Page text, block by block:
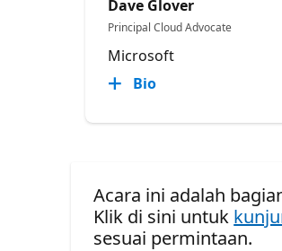
Dave Glover
Principal Cloud Advocate
Microsoft
Bio
Acara ini adalah
Klik di sini untuk
sesuai permintaan.